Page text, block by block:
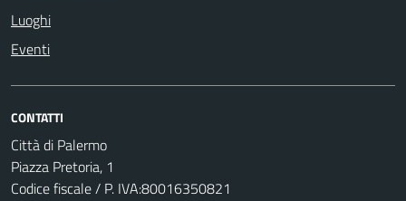
Luoghi
Eventi
CONTATTI
Città di Palermo
Piazza Pretoria, 1
Codice fiscale / P. IVA:80016350821